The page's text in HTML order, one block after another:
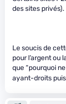
des sites privés).
Le soucis de
pour l’argent ou
que “pourquoi
ayant-droits